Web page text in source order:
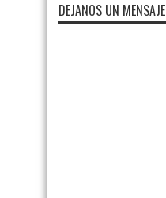
DEJANOS UN MENSAJE